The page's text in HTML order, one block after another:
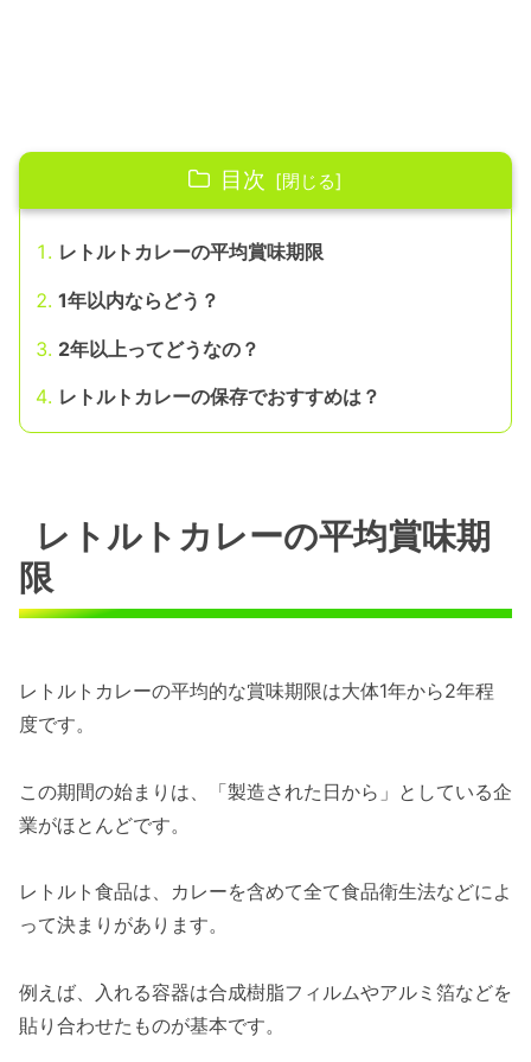
目次
レトルトカレーの平均賞味期限
1年以内ならどう？
2年以上ってどうなの？
レトルトカレーの保存でおすすめは？
レトルトカレーの平均賞味期
限
レトルトカレーの平均的な賞味期限は大体1年から2年程
度です。
この期間の始まりは、「製造された日から」としている企
業がほとんどです。
レトルト食品は、カレーを含めて全て食品衛生法などによ
って決まりがあります。
例えば、入れる容器は合成樹脂フィルムやアルミ箔などを
貼り合わせたものが基本です。